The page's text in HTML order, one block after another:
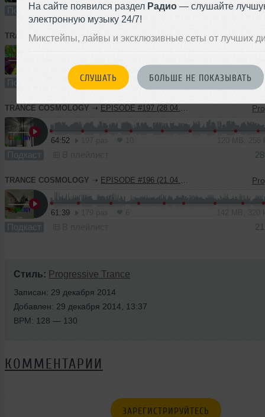
На сайте появился раздел Радио — слушайте
электронную музыку 24/7!
Микстейпы, лайвы и эксклюзивные сеты от лучших
СЛУШАТЬ БОЛЬШЕ НЕ ПОКАЗЫВАТЬ
Подкаст В плейлист (в 1 плейлисте)
TRANCE COSMOLOGY ➝EPISODE #198 (06.05.2023)
248 раз 16 138 MB, 320
Подкаст В плейлист (в 1 плейлисте)
TRANCE COSMOLOGY ➝ EPISODE #197 (28.04.2023)
64:52
Подкаст
TRANCE COSMOLOGY ➝ EPISODE #196 (21.04.2023)
61:39
Подкаст
Стиль: Progressive Trance
Записан: 29 декабря 2014
Добавлен: 29 декабря 2014, 13:37
BPM: 128 — 130
КОММЕНТАРИИ
ЗАРЕГИСТРИРУЙТЕСЬ